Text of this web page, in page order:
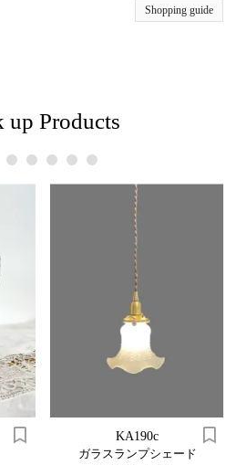
Shopping guide
up Products
KA190c
ガラスランプシェード
2 3 4 5 6